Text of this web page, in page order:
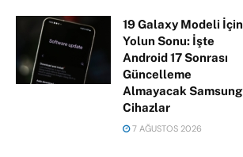
19 Galaxy Modeli İçin
Yolun Sonu: İşte
Android 17 Sonrası
Güncelleme
Almayacak Samsung
Cihazlar
7 AĞUSTOS 2026